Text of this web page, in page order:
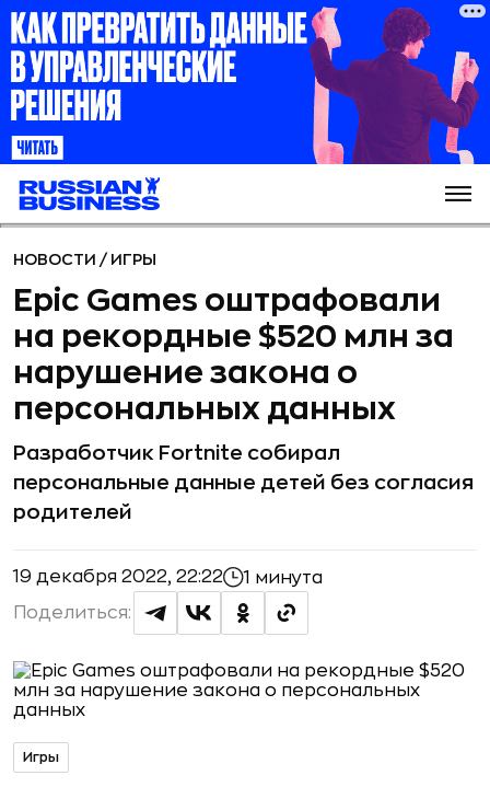
НОВОСТИ / ИГРЫ
Epic Games оштрафовали
на рекордные $520 млн за
нарушение закона о
персональных данных
Разработчик Fortnite собирал
персональные данные детей без согласия
родителей
19 декабря 2022, 22:22 1 минута
Поделиться:
Игры